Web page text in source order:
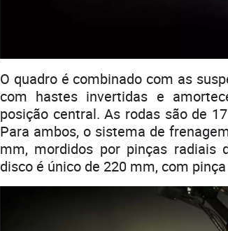
O quadro é combinado com as
com hastes invertidas e
posição central. As rodas são de
Para ambos, o sistema de
mm, mordidos por pinças radiais
disco é único de 220 mm, com